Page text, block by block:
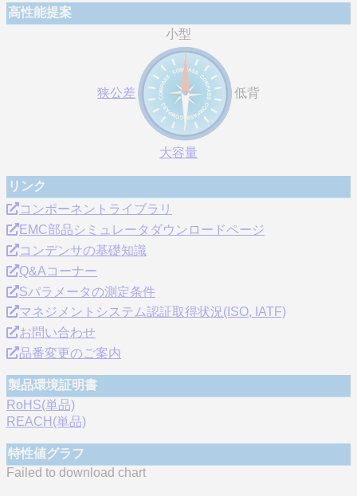
高性能提案
小型
狭公差 低背
大容量
リンク
コンポーネントライブラリ
EMC部品シミュレータダウンロードページ
コンデンサの基礎知識
Q&Aコーナー
Sパラメータの測定条件
マネジメントシステム認証取得状況(ISO, IATF)
お問い合わせ
品番変更のご案内
製品環境証明書
RoHS(単品)
REACH(単品)
特性値グラフ
Failed to download chart